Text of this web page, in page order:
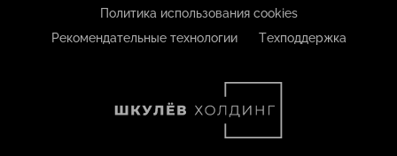
Политика использования cookies
Рекомендательные технологии
Техподдержка